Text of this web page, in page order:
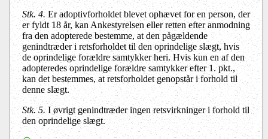
Stk. 4. Er adoptivforholdet blevet ophævet for en person, der
er fyldt 18 år, kan Ankestyrelsen eller retten efter anmodning
fra den adopterede bestemme, at den pågældende
genindtræder i retsforholdet til den oprindelige slægt, hvis
de oprindelige forældre samtykker heri. Hvis kun en af den
adopteredes oprindelige forældre samtykker efter 1. pkt.,
kan det bestemmes, at retsforholdet genopstår i forhold til
denne slægt.
Stk. 5.I øvrigt genindtræder ingen retsvirkninger i forhold til
den oprindelige slægt.